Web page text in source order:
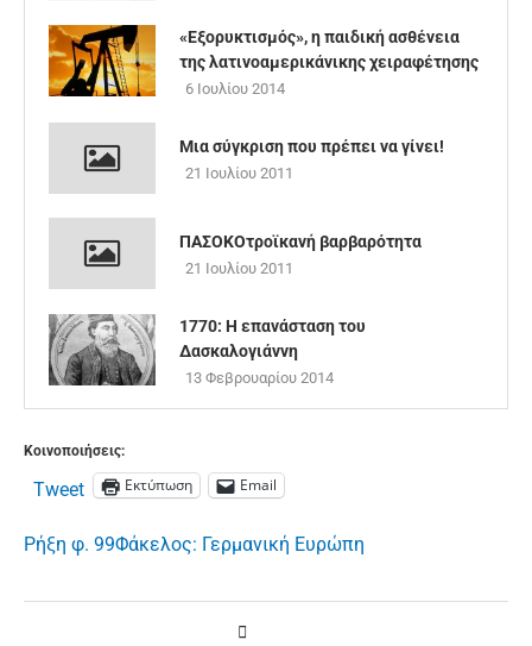
«Εξορυκτισμός», η παιδική ασθένεια
της λατινοαμερικάνικης χειραφέτησης
6 Ιουλίου 2014
Μια σύγκριση που πρέπει να γίνει!
21 Ιουλίου 2011
ΠΑΣΟΚΟτροϊκανή βαρβαρότητα
21 Ιουλίου 2011
1770: Η επανάσταση του
Δασκαλογιάννη
13 Φεβρουαρίου 2014
Κοινοποιήσεις:
Tweet Εκτύπωση Email
Ρήξη φ. 99Φάκελος: Γερμανική Ευρώπη